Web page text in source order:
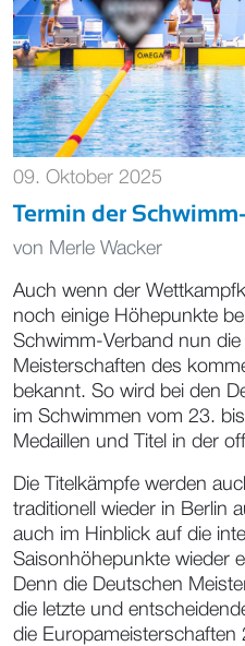
09. Oktober 2025
Termin der
von Merle Wacker
Auch wenn der
noch einige Höhepunkte
Schwimm-Verband nun die
Meisterschaften des
bekannt. So wird bei den
im Schwimmen vom 23.
Medaillen und Titel in der
Die Titelkämpfe werden
traditionell wieder in Berlin
auch im Hinblick auf die
Saisonhöhepunkte wieder
Denn die Deutschen
die letzte und
die Europameisterschaften